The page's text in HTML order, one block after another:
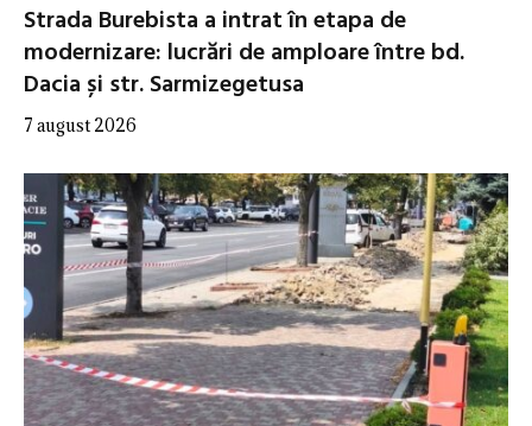
Strada Burebista a intrat în etapa de
modernizare: lucrări de amploare între bd.
Dacia și str. Sarmizegetusa
7 august 2026